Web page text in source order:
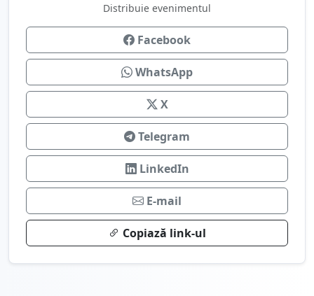
Distribuie evenimentul
Facebook
WhatsApp
X
Telegram
LinkedIn
E-mail
Copiază link-ul